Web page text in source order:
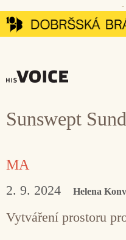
Přeskočit
na
-
Sunswept
MA
2. 9. 2024 Helena
Vytváření prostoru